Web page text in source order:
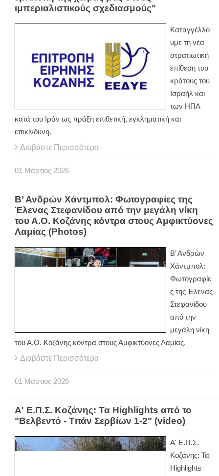
ιμπεριαλιστικούς σχεδιασμούς"
Καταγγέλλο
υμε τη νέα
στρατιωτική
επίθεση του
κράτους του
Ισραήλ και
των ΗΠΑ
κατά του Ιράν ως πράξη επιθετική, εγκληματική και
επικίνδυνη.
Διαβάστε Περισσότερα
01 Μάρτιος 2026
Β’ Ανδρών Χάντμπολ: Φωτογραφίες της
Έλενας Στεφανίδου από την μεγάλη νίκη
του Α.Ο. Κοζάνης κόντρα στους Αμφικτύονες
Λαμίας (Photos)
Β’ Ανδρών
Χάντμπολ:
Φωτογραφίε
ς της Έλενας
Στεφανίδου
από την
μεγάλη νίκη
του Α.Ο. Κοζάνης κόντρα στους Αμφικτύονες Λαμίας.
Διαβάστε Περισσότερα
01 Μάρτιος 2026
Α' Ε.Π.Σ. Κοζάνης: Τα Highlights από το
"Βελβεντό - Τιτάν Σερβίων 1-2" (video)
Α' Ε.Π.Σ.
Κοζάνης: Τα
Highlights